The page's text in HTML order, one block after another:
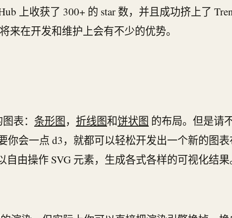
上收获了 300+ 的 star 数，并且成功挤上了
来在开发和维护上会有不少的优势。
表： 条形图， 折线图和饼状图 的布局。但是请
你会一点 d3，就都可以轻松开发出一个新的图表
由操作 SVG 元素，生成各式各样的可视化结果